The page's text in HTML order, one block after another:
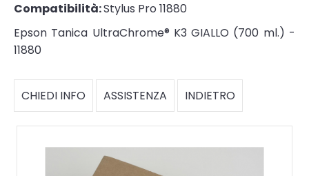
Compatibilità:Stylus Pro 11880
Epson Tanica UltraChrome® K3 GIALLO (700 ml.) -
11880
CHIEDI INFO ASSISTENZA INDIETRO